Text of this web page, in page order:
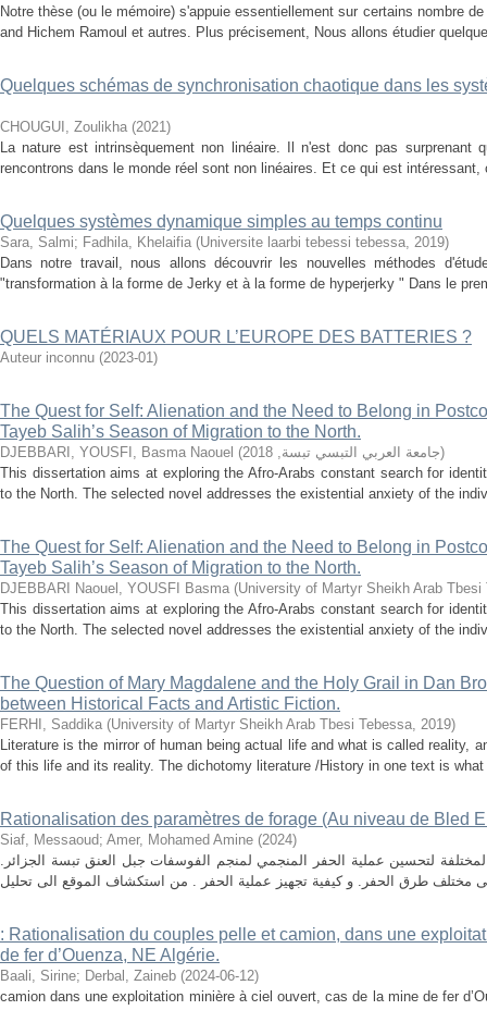
Notre thèse (ou le mémoire) s'appuie essentiellement sur certains nombre
and Hichem Ramoul et autres. Plus précisement, Nous allons étudier
Quelques schémas de synchronisation chaotique dans les
CHOUGUI, Zoulikha (2021)
La nature est intrinsèquement non linéaire. Il n'est donc pas surprenant
rencontrons dans le monde réel sont non linéaires. Et ce qui est
Quelques systèmes dynamique simples au temps continu
Sara, Salmi; Fadhila, Khelaifia (Universite laarbi tebessi tebessa, 2019)
Dans notre travail, nous allons découvrir les nouvelles méthodes
"transformation à la forme de Jerky et à la forme de hyperjerky " Dans le
QUELS MATÉRIAUX POUR L’EUROPE DES BATTERIES ?
Auteur inconnu (2023-01)
The Quest for Self: Alienation and the Need to Belong in
Tayeb Salih’s Season of Migration to the North.
DJEBBARI, YOUSFI, Basma Naouel ( جامعة العربي التبسي تبسة,
2018
)
This dissertation aims at exploring the Afro-Arabs constant search for
to the North. The selected novel addresses the existential anxiety of the
The Quest for Self: Alienation and the Need to Belong in
Tayeb Salih’s Season of Migration to the North.
DJEBBARI Naouel, YOUSFI Basma (University of Martyr Sheikh Arab Tbesi
This dissertation aims at exploring the Afro-Arabs constant search for
to the North. The selected novel addresses the existential anxiety of the
The Question of Mary Magdalene and the Holy Grail in Dan
between Historical Facts and Artistic Fiction.
FERHI, Saddika (University of Martyr Sheikh Arab Tbesi Tebessa, 2019)
Literature is the mirror of human being actual life and what is called reality,
of this life and its reality. The dichotomy literature /History in one text is
Rationalisation des paramètres de forage (Au niveau de Bled
Siaf, Messaoud; Amer, Mohamed Amine (2024)
لتحسين عملية الحفر المنجمي لمنجم الفوسفات جبل العنق تبسة الجزائر.
: Rationalisation du couples pelle et camion, dans une
de fer d’Ouenza, NE Algérie.
Baali, Sirine; Derbal, Zaineb (2024-06-12)
camion dans une exploitation minière à ciel ouvert, cas de la mine de fer